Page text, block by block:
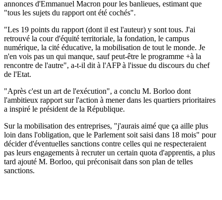
annonces d'Emmanuel Macron pour les banlieues, estimant que
"tous les sujets du rapport ont été cochés".
"Les 19 points du rapport (dont il est l'auteur) y sont tous. J'ai
retrouvé la cour d'équité territoriale, la fondation, le campus
numérique, la cité éducative, la mobilisation de tout le monde. Je
n'en vois pas un qui manque, sauf peut-être le programme +à la
rencontre de l'autre", a-t-il dit à l'AFP à l'issue du discours du chef
de l'Etat.
"Après c'est un art de l'exécution", a conclu M. Borloo dont
l'ambitieux rapport sur l'action à mener dans les quartiers prioritaires
a inspiré le président de la République.
Sur la mobilisation des entreprises, "j'aurais aimé que ça aille plus
loin dans l'obligation, que le Parlement soit saisi dans 18 mois" pour
décider d'éventuelles sanctions contre celles qui ne respecteraient
pas leurs engagements à recruter un certain quota d'apprentis, a plus
tard ajouté M. Borloo, qui préconisait dans son plan de telles
sanctions.